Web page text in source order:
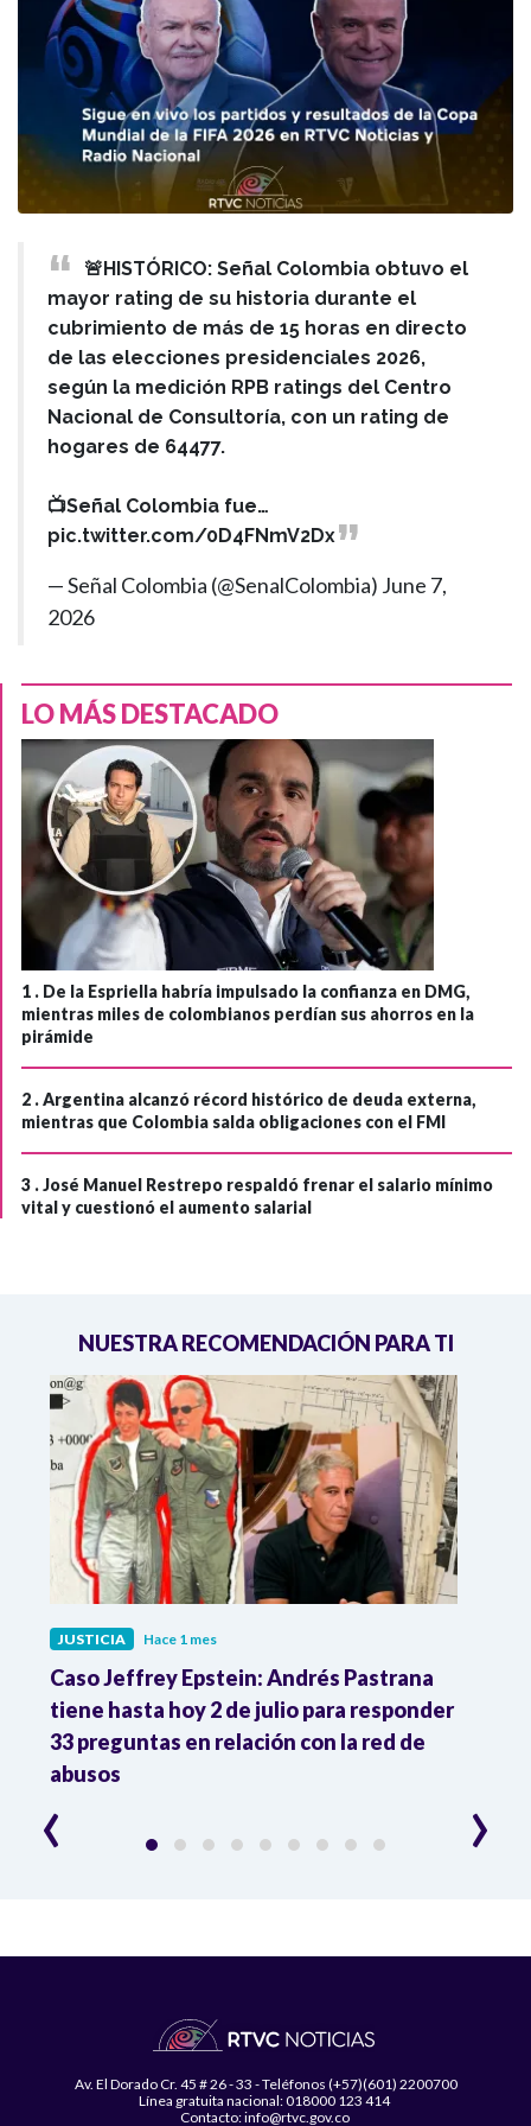
🚨HISTÓRICO: Señal Colombia obtuvo el
mayor rating de su historia durante el
cubrimiento de más de 15 horas en directo
de las elecciones presidenciales 2026,
según la medición RPB ratings del Centro
Nacional de Consultoría, con un rating de
hogares de 64477.
📺Señal Colombia fue…
pic.twitter.com/0D4FNmV2Dx
— Señal Colombia (@SenalColombia) June 7,
2026
LO MÁS DESTACADO
1 . De la Espriella habría impulsado la confianza en DMG,
mientras miles de colombianos perdían sus ahorros en la
pirámide
2 .Argentina alcanzó récord histórico de deuda externa,
mientras que Colombia salda obligaciones con el FMI
3 .José Manuel Restrepo respaldó frenar el salario mínimo
vital y cuestionó el aumento salarial
NUESTRA RECOMENDACIÓN PARA TI
JUSTICIA Hace 1 mes
Caso Jeffrey Epstein: Andrés Pastrana
tiene hasta hoy 2 de julio para responder
33 preguntas en relación con la red de
abusos
‹ ›
Av. El Dorado Cr. 45 # 26 - 33 - Teléfonos (+57)(601) 2200700
Línea gratuita nacional: 018000 123 414
Contacto: info@rtvc.gov.co